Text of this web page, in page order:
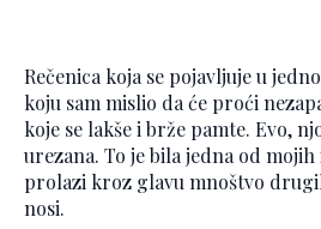
Rečenica koja se pojavljuje u
koju sam mislio da će proći
koje se lakše i brže pamte. Evo,
urezana. To je bila jedna od
prolazi kroz glavu mnoštvo
nosi.